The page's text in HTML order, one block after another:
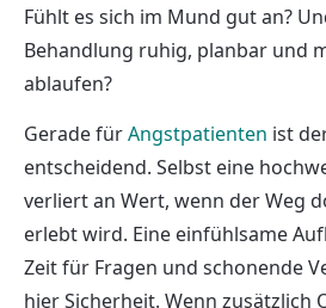
Fühlt es sich im Mund gut an?
Behandlung ruhig, planbar und
ablaufen?
Gerade fürAngstpatienten ist
entscheidend. Selbst eine
verliert an Wert, wenn der Weg
erlebt wird. Eine einfühlsame
Zeit für Fragen und schonende
hier Sicherheit. Wenn zusätzlich